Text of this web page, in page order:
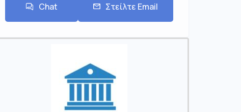
Chat Στείλτε Email